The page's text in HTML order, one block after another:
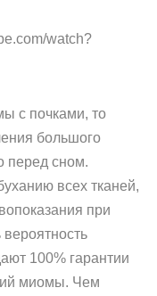
watch?
с почками, то
большого
перед сном.
всех тканей,
при
100% гарантии
миомы. Чем